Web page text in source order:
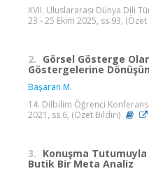
XVII. Uluslararası Dünya Dili
23 - 25 Ekim 2025, ss.93,
2. Görsel Gösterge
Göstergelerine
Başaran M.
14. Dilbilim Öğrenci
2021, ss.6, (Özet Bildiri)
3. Konuşma
Butik Bir Meta Analiz